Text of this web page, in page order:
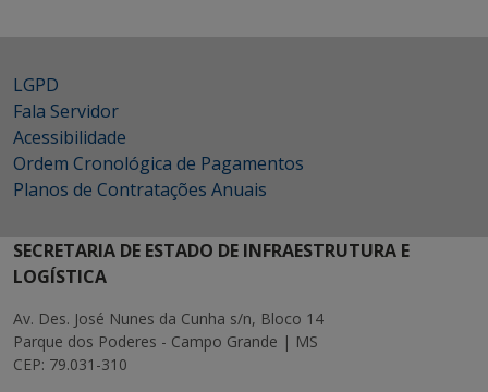
LGPD
Fala Servidor
Acessibilidade
Ordem Cronológica de Pagamentos
Planos de Contratações Anuais
SECRETARIA DE ESTADO DE INFRAESTRUTURA E
LOGÍSTICA
Av. Des. José Nunes da Cunha s/n, Bloco 14
Parque dos Poderes - Campo Grande | MS
CEP: 79.031-310